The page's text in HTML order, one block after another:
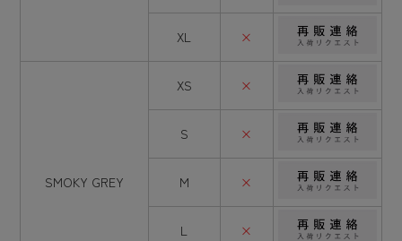
XL ×
SMOKY GREY
XS ×
S ×
M ×
L ×